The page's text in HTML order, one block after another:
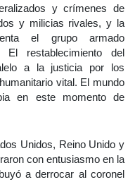
y crímenes de
y milicias rivales, y la
el grupo armado
El restablecimiento del
a la justicia por los
vital. El mundo
en este momento de
Unidos, Reino Unido y
con entusiasmo en la
a derrocar al coronel